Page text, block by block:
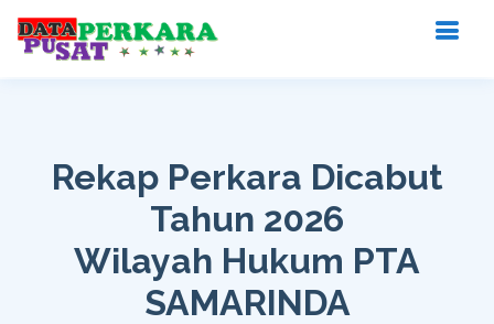
Rekap Perkara Dicabut
Tahun 2026
Wilayah Hukum PTA
SAMARINDA